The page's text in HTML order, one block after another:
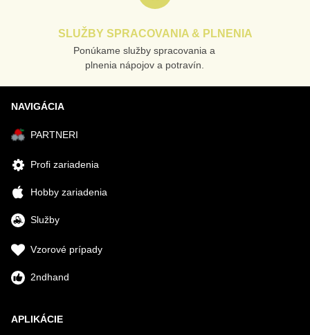
SLUŽBY SPRACOVANIA & PLNENIA
Ponúkame služby spracovania a
plnenia nápojov a potravín.
NAVIGÁCIA
PARTNERI
Profi zariadenia
Hobby zariadenia
Služby
Vzorové prípady
2ndhand
APLIKÁCIE